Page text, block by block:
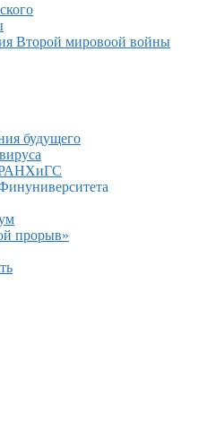
Второй мировоой войны
будущего
РАНХиГС
прорыв»